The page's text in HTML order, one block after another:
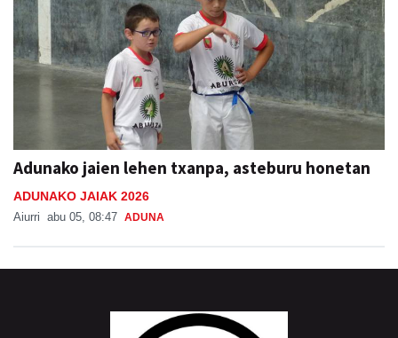
Adunako jaien lehen txanpa, asteburu honetan
ADUNAKO JAIAK 2026
Aiurri abu 05, 08:47 ADUNA